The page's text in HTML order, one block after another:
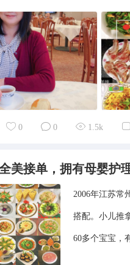
0 0 1.5k
美接单，拥有母婴护
2006年江苏常
搭配。小儿推
60多个宝宝，